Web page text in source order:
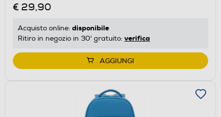
€ 29,90
Acquisto online: disponibile
Ritiro in negozio in 30' gratuito: verifica
AGGIUNGI